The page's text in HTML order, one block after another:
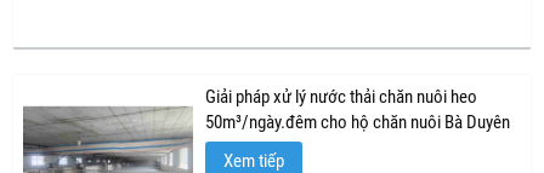
Giải pháp xử lý nước thải chăn nuôi heo
50m³/ngày.đêm cho hộ chăn nuôi Bà Duyên
Xem tiếp